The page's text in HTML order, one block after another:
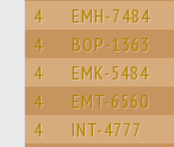
4 EMH-7484
4 BOP-1363
4 EMK-5484
4 EMT-6560
4 INT-4777